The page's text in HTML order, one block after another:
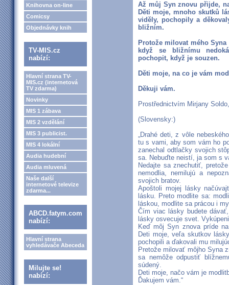
Knihovna on-line
Comicsy
Objednávky knih
TV-MIS.cz
nabízí:
Hlavní strana TV-
MIS.cz (internetová
TV zdarma)
Novinky
MIS 1 zábava
MIS 2 vzdělání
MIS 3 publicist.
MIS 4 lokální
Audia hudební
Audia mluvená
Naše další
internetové televize
zdarma...
ABCD.fatym.com
nabízí:
Hlavní strana
vyhledávače Abeceda
Milujte se!
nabízí:
Až můj Syn znovu přijde,
Děti moje, mnoho skutků
viděly, pochopily a
bližním.
Protože milovat mého
když se bližnímu
pochopit, když je souzen.
Děti moje, na co je vám
Děkuji vám.
Prostřednictvím Mirjany
(Slovensky:)
„Drahé deti, z vôle
tu s vami, aby som vám ho
zanechal odtlačky svojich
sa. Nebuďte neistí, ja som s
Nedajte sa znechutiť,
nemodlia, nemilujú a
svojich bratov.
Apoštoli mojej lásky
lásku. Preto modlite sa:
láskou, modlite sa prácou i
Čím viac lásky budete
lásky osvecuje svet.
Keď môj Syn znova príde
Deti moje, veľa skutkov
pochopili a ďakovali mu
Pretože milovať môjho Syna
sa nemôže odpustiť
súdený.
Deti moje, načo vám je
Ďakujem vám.“